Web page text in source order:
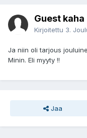
Guest kaha
Kirjoitettu 3.
Ja niin oli tarjous
Minin. Eli myyty !!
Jaa